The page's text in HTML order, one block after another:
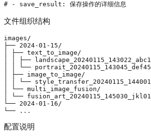
# - save_result: 保存操作的详细信息
文件组织结构
images/
├── 2024-01-15/
│ ├── text _to_ image/
│ │ ├── landscape _20240115_ 143022
│ │ └── portrait _20240115_ 143045
│ ├── image _to_ image/
│ │ └── style _transfer_ 20240115 _144001_
│ └── multi_ image _fusion/
│ └── fusion_ art _20240115_ 145030
└── 2024-01-16/
配置说明